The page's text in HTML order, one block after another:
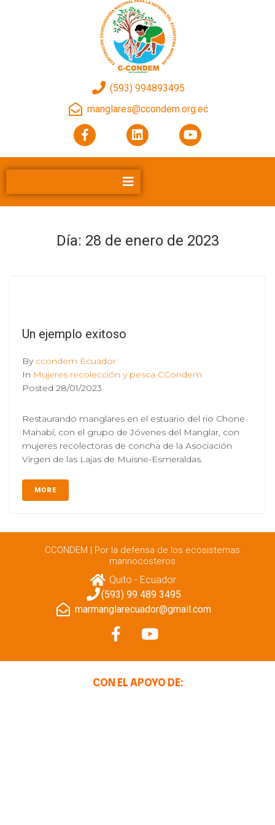
(593) 994893495
manglares@ccondem.org.ec
Día: 28 de enero de 2023
Un ejemplo exitoso
By ccondem Ecuador
In Mujeres recolección y pesca CCondem
Posted 28/01/2023
Restaurando manglares en el estuario del rio Chone
Manabí, con el grupo de Jóvenes del Manglar, con
mujeres recolectoras de concha de la Asociación
Virgen de las Lajas de Muisne-Esmeraldas.
MORE
CCONDEM | Por la defensa de los ecosistemas
marinocosteros
Quito - Ecuador
(593) 99 489 3495
marmanglarecuador@gmail.com
CON EL APOYO DE: